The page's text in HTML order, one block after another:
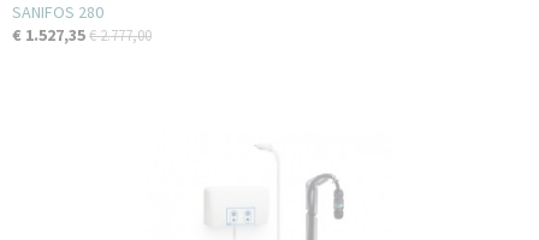
SANIFOS 280
€ 1.527,35€ 2.777,00